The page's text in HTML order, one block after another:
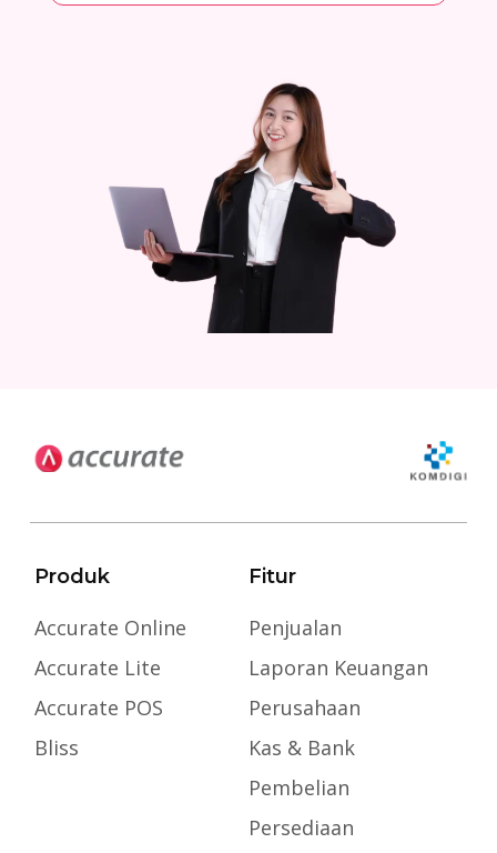
Produk
Accurate Online
Accurate Lite
Accurate POS
Bliss
Fitur
Penjualan
Laporan Keuangan
Perusahaan
Kas & Bank
Pembelian
Persediaan